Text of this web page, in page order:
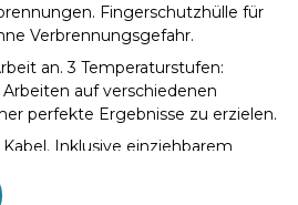
Fingerschutzhülle für
Verbrennungsgefahr.
an. 3 Temperaturstufen:
auf verschiedenen
perfekte Ergebnisse zu erzielen.
Inklusive einziehbarem
um Kabel und Anschlüsse
effektiv schützt und ordnet.